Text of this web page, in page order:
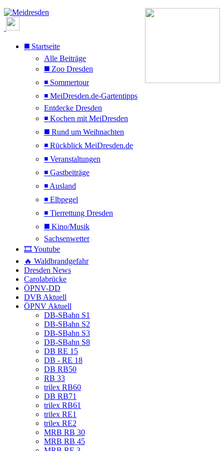
◼️ Startseite
Alle Beiträge
◼️ Zoo Dresden
◾ Sommertour
◾ MeiDresden.de-Gartentipps
Entdecke Dresden
◾ Kochen mit MeiDresden
◼️ Rund um Weihnachten
◾ Rückblick MeiDresden.de
◾ Veranstaltungen
◾ Gastbeiträge
◾ Ausland
◾ Elbpegel
◾ Tierrettung Dresden
◼️ Kino/Musik
Sachsenwetter
🎞️ Youtube
🔥 Waldbrandgefahr
Dresden News
Carolabrücke
ÖPNV-DD
DVB Aktuell
ÖPNV Aktuell
DB-SBahn S1
DB-SBahn S2
DB-SBahn S3
DB-SBahn S8
DB RE 15
DB - RE 18
DB RB50
RB 33
trilex RB60
DB RB71
trilex RB61
trilex RE1
trilex RE2
MRB RB 30
MRB RB 45